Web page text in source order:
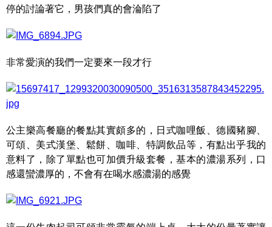
停的討論著它，男孩們真的會淪陷了
非常愛演的我們一定要來一段才行
公主樂高餐廳的餐點其實頗多的，日式咖哩飯、德國豬腳、
可頌、美式漢堡、鬆餅、咖啡、特調飲品等，有點出乎我的
意料了，除了單點也可加價升級套餐，基本的濃湯系列，口
感還蠻濃厚的，不會有在喝水感濃湯的感覺